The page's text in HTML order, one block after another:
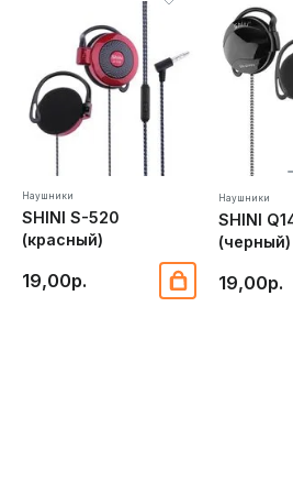
комфорта и удовольствия от
Наушники
SHINI S-520
(красный)
19,00р.
Наушники
SHINI
(черный)
19,00р.